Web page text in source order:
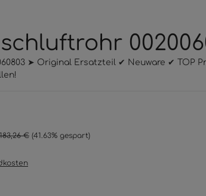
➤ Original Ersatzteil ✔ Neuware ✔ TOP
Regulärer Preis:
183,26 € (41.63% gespart)